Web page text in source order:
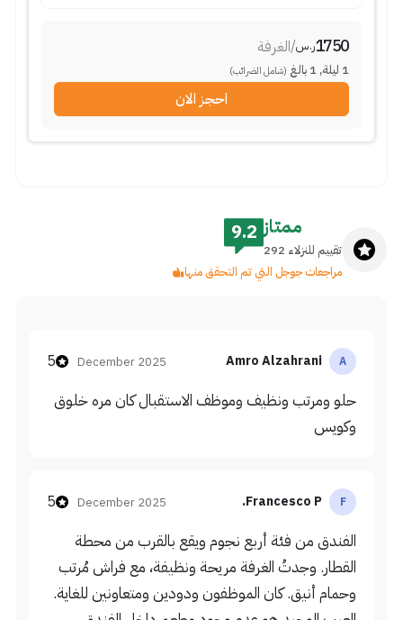
1750ر.س/الغرفة
1 ليلة,
1 بالغ (شامل الضرائب)
احجز الان
ممتاز
تقييم للنزلاء 292
9.2
مراجعات جوجل التي تم التحقق منها
A
Amro Alzahrani
December 2025
5
حلو ومرتب ونظيف وموظف الاستقبال كان مره خلوق
وكويس
F
Francesco P.
December 2025
5
الفندق من فئة أربع نجوم ويقع بالقرب من محطة
القطار. وجدتُ الغرفة مريحة ونظيفة، مع فراش مُرتب
وحمام أنيق. كان الموظفون ودودين ومتعاونين للغاية.